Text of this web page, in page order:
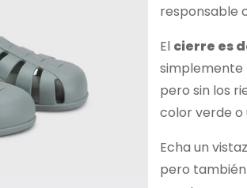
responsable
El cierre es
simplemente
pero sin los
color verde o
Echa un
pero